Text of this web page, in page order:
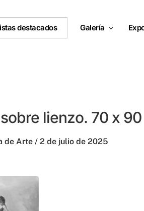
destacados Galería
sobre lienzo. 70 x
de Arte / 2 de julio de 2025